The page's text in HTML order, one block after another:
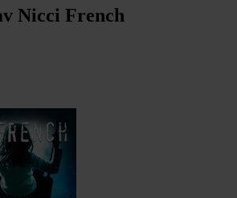
Nicci French